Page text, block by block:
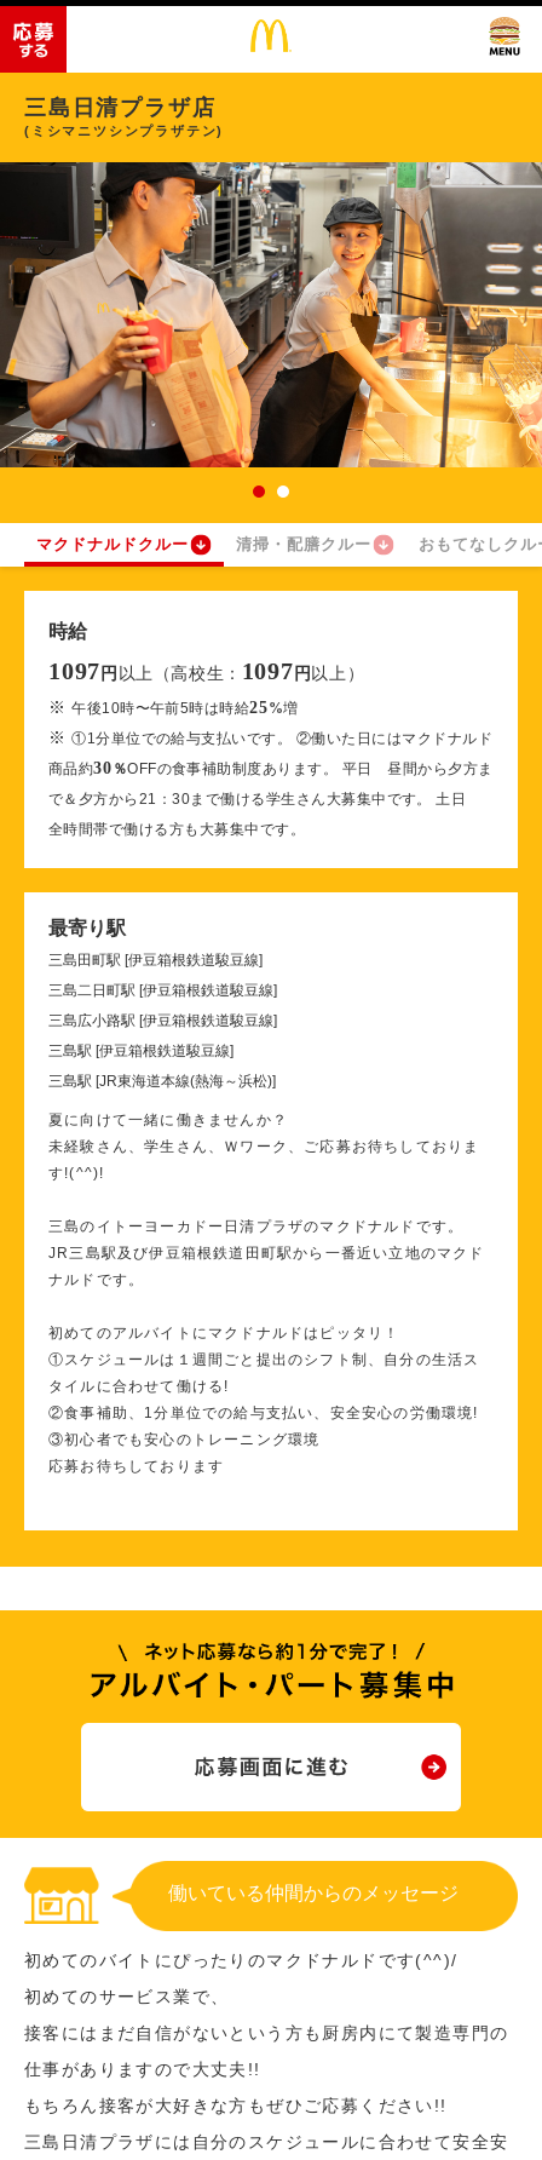
三島日清プラザ店
(ミシマニツシンプラザテン)
マクドナルドクルー 清掃・配膳クルー おもてなしクル
時給
1097 円 以上（高校生： 1097 円 以上）
※午後10時〜午前5時は時給25%増
※①1分単位での給与支払いです。 ②働いた日にはマクドナルド
商品約30 ％OFFの食事補助制度あります。 平日 昼間から夕方ま
で＆夕方から21：30まで働ける学生さん大募集中です。 土日
全時間帯で働ける方も大募集中です。
最寄り駅
三島田町駅 [伊豆箱根鉄道駿豆線]
三島二日町駅 [伊豆箱根鉄道駿豆線]
三島広小路駅 [伊豆箱根鉄道駿豆線]
三島駅 [伊豆箱根鉄道駿豆線]
三島駅 [JR東海道本線(熱海～浜松)]
夏に向けて一緒に働きませんか？
未経験さん、学生さん、Ｗワーク、ご応募お待ちしておりま
す!(^^)!
三島のイトーヨーカドー日清プラザのマクドナルドです。
JR三島駅及び伊豆箱根鉄道田町駅から一番近い立地のマクド
ナルドです。
初めてのアルバイトにマクドナルドはピッタリ！
①スケジュールは１週間ごと提出のシフト制、自分の生活ス
タイルに合わせて働ける!
②食事補助、1分単位での給与支払い、安全安心の労働環境!
③初心者でも安心のトレーニング環境
応募お待ちしております
働いている仲間からのメッセージ
初めてのバイトにぴったりのマクドナルドです(^^)/
初めてのサービス業で、
接客にはまだ自信がないという方も厨房内にて製造専門の
仕事がありますので大丈夫!!
もちろん接客が大好きな方もぜひご応募ください!!
三島日清プラザには自分のスケジュールに合わせて安全安